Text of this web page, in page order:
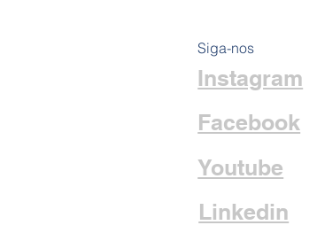
Siga-nos
Instagram
Facebook
Youtube
Linkedin